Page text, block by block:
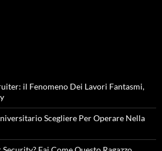
il Fenomeno Dei Lavori Fantasmi,
Scegliere Per Operare Nella